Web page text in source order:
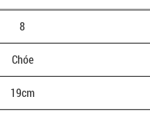
8
Chóe
19cm